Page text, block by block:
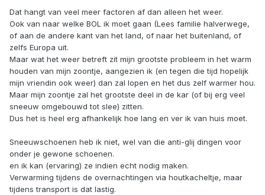
Dat hangt van veel meer factoren af dan alleen het weer.
Ook van naar welke BOL ik moet gaan (Lees familie halverwege,
of aan de andere kant van het land, of naar het buitenland, of
zelfs Europa uit.
Maar wat het weer betreft zit mijn grootste probleem in het warm
houden van mijn zoontje, aangezien ik (en tegen die tijd hopelijk
mijn vriendin ook weer) dan zal lopen en het dus zelf warmer hou.
Maar mijn zoontje zal het grootste deel in de kar (of bij erg veel
sneeuw omgebouwd tot slee) zitten.
Dus het is heel erg afhankelijk hoe lang en ver ik van huis moet.
Sneeuwschoenen heb ik niet, wel van die anti-glij dingen voor
onder je gewone schoenen.
en ik kan (ervaring) ze indien echt nodig maken.
Verwarming tijdens de overnachtingen via houtkacheltje, maar
tijdens transport is dat lastig.